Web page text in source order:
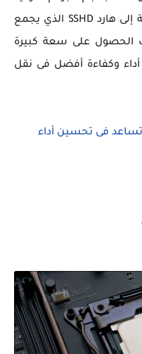
إلى SSD لأداء أفضل، يمكنك الترقية إلى هارد SSHD الذي يجمع
الحصول على سعة كبيرة
وكفاءة أفضل فى نقل
هل اقراص SSD تساعد فى تحسين أداء